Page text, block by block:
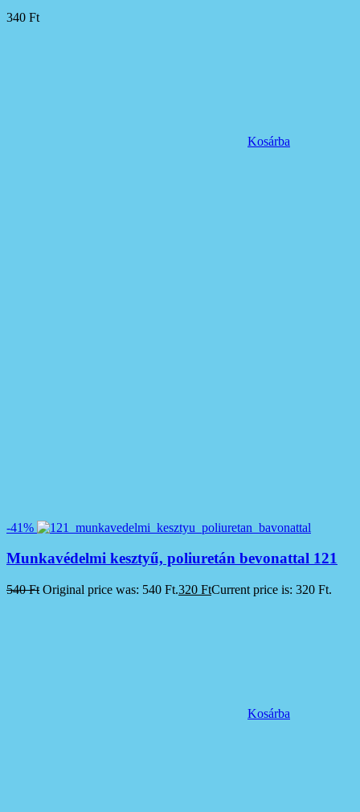
340 Ft
Kosárba
-41%
Munkavédelmi kesztyű, poliuretán bevonattal 121
540Ft Original price was: 540 Ft.320 FtCurrent price is: 320 Ft.
Kosárba